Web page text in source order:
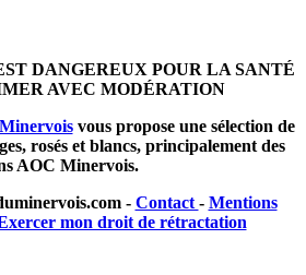
DANGEREUX POUR LA SANTÉ
AVEC MODÉRATION
vous propose une sélection de
rosés et blancs, principalement des
AOC Minervois.
- Contact - Mentions
mon droit de rétractation